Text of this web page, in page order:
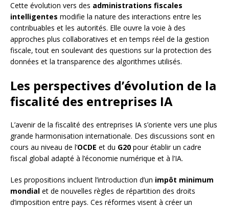
Cette évolution vers des administrations fiscales
intelligentes modifie la nature des interactions entre les
contribuables et les autorités. Elle ouvre la voie à des
approches plus collaboratives et en temps réel de la gestion
fiscale, tout en soulevant des questions sur la protection des
données et la transparence des algorithmes utilisés.
Les perspectives d’évolution de la
fiscalité des entreprises IA
L’avenir de la fiscalité des entreprises IA s’oriente vers une plus
grande harmonisation internationale. Des discussions sont en
cours au niveau de l’OCDE et du G20 pour établir un cadre
fiscal global adapté à l’économie numérique et à l’IA.
Les propositions incluent l’introduction d’un impôt minimum
mondial et de nouvelles règles de répartition des droits
d’imposition entre pays. Ces réformes visent à créer un